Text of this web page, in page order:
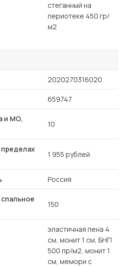
стеганный на
периотеке 450 гр/
м2
2020270316020
659747
и МО,
10
1 955 рублей
Россия
150
эластичная пена 4
см, монит 1 см, БНП
500 пр/м2, монит 1
см, мемори с